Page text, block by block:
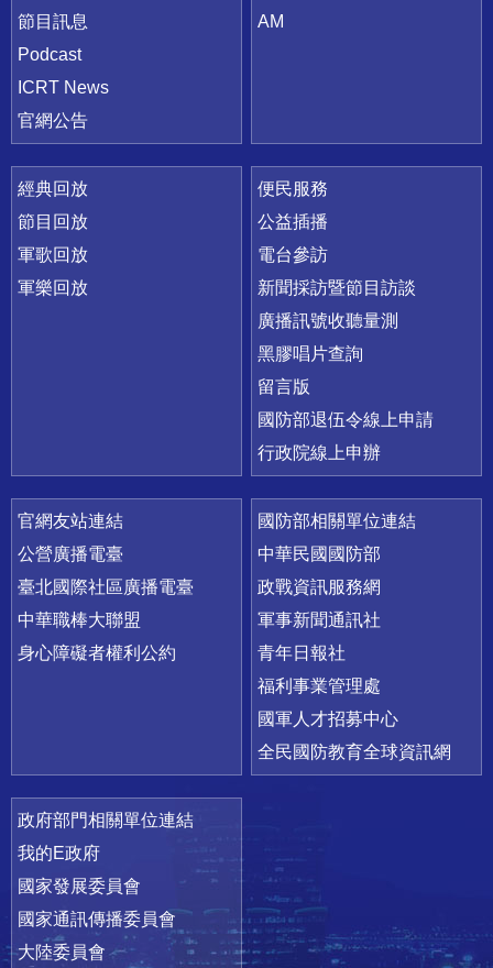
節目訊息
Podcast
ICRT News
官網公告
AM
經典回放
節目回放
軍歌回放
軍樂回放
便民服務
公益插播
電台參訪
新聞採訪暨節目訪談
廣播訊號收聽量測
黑膠唱片查詢
留言版
國防部退伍令線上申請
行政院線上申辦
官網友站連結
公營廣播電臺
臺北國際社區廣播電臺
中華職棒大聯盟
身心障礙者權利公約
國防部相關單位連結
中華民國國防部
政戰資訊服務網
軍事新聞通訊社
青年日報社
福利事業管理處
國軍人才招募中心
全民國防教育全球資訊網
政府部門相關單位連結
我的E政府
國家發展委員會
國家通訊傳播委員會
大陸委員會